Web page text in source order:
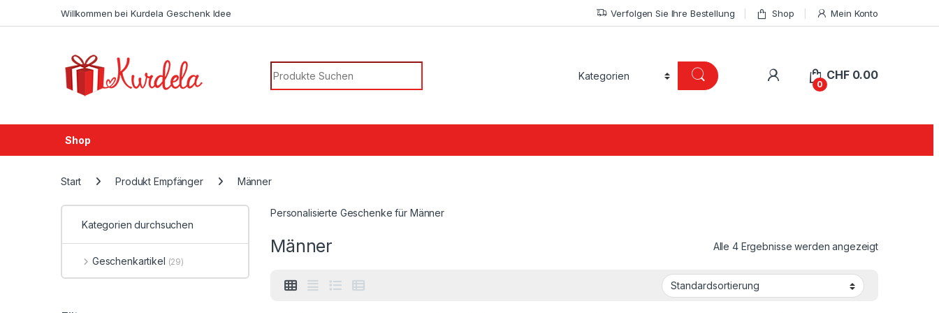
Willkommen bei Kurdela Geschenk Idee Verfolgen Sie Ihre Bestellung Shop Mein Konto
Search for:
0
CHF0.00
Shop
Start Produkt Empfänger Männer
Personalisierte Geschenke für Männer
Männer Alle 4 Ergebnisse werden angezeigt
Kategorien durchsuchen
Geschenkartikel (29)